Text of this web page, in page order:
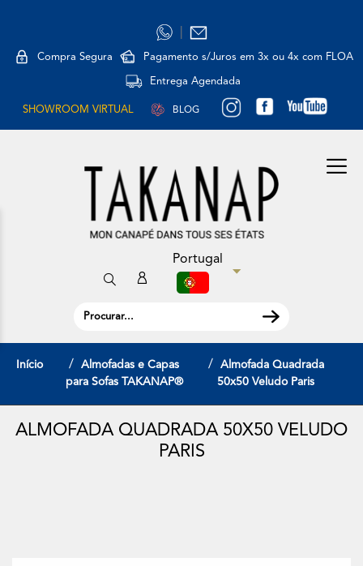
Compra Segura Pagamento s/Juros em 3x ou 4x com FLOA
Entrega Agendada
SHOWROOM VIRTUAL BLOG
Portugal
Início
Almofadas e Capas
para Sofas TAKANAP®
Almofada Quadrada
50x50 Veludo Paris
ALMOFADA QUADRADA 50X50 VELUDO
PARIS